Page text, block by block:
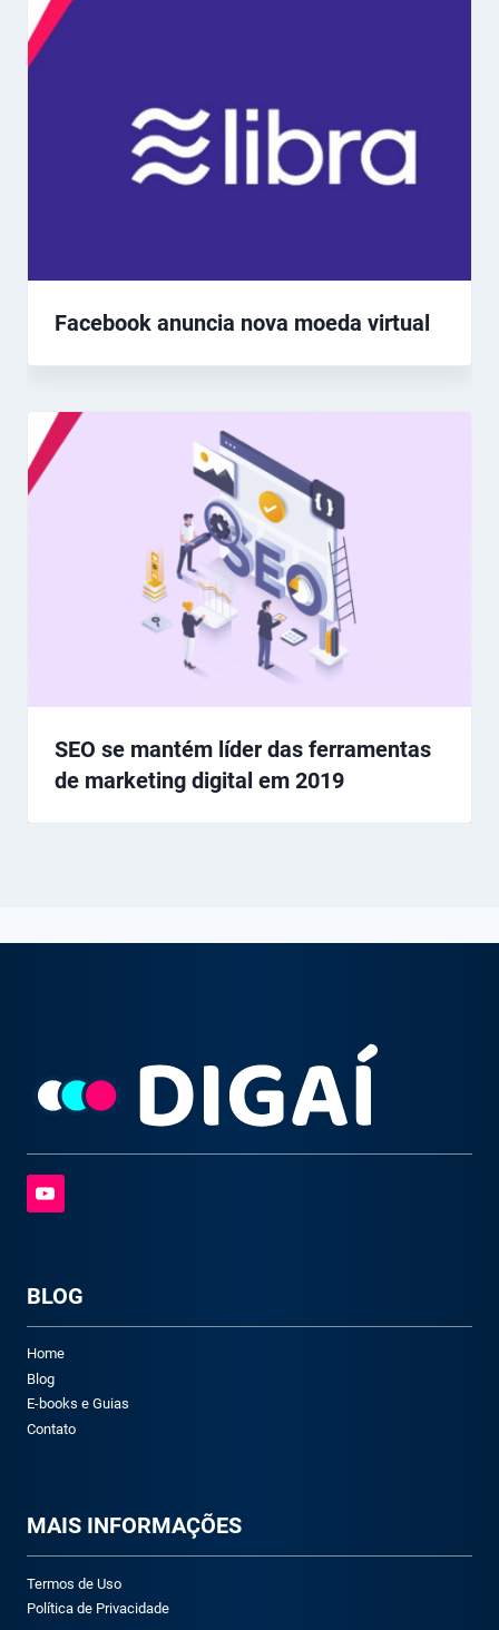
Facebook anuncia nova moeda virtual
SEO se mantém líder das ferramentas
de marketing digital em 2019
BLOG
Home
Blog
E-books e Guias
Contato
MAIS INFORMAÇÕES
Termos de Uso
Política de Privacidade